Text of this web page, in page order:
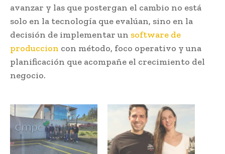
avanzar y las que postergan el cambio no está
solo en la tecnología que evalúan, sino en la
decisión de implementar un software de
produccion con método, foco operativo y una
planificación que acompañe el crecimiento del
negocio.